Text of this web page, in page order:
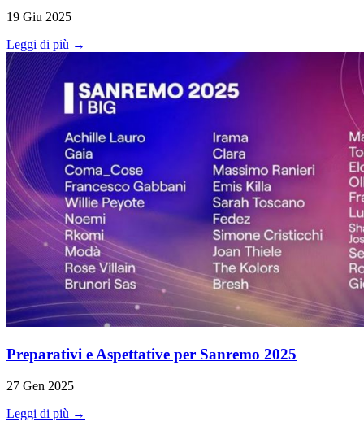
19 Giu 2025
Leggi di più →
Preparativi e Aspettative per Sanremo 2025
27 Gen 2025
Leggi di più →